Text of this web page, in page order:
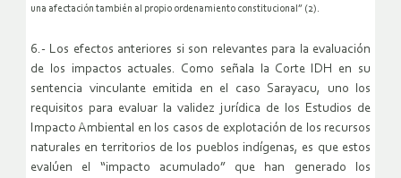
una afectación también al propio ordenamiento constitucional” (2).
6.- Los efectos anteriores si son relevantes para la evaluación
de los impactos actuales. Como señala la Corte IDH en su
sentencia vinculante emitida en el caso Sarayacu, uno los
requisitos para evaluar la validez jurídica de los Estudios de
Impacto Ambiental en los casos de explotación de los recursos
naturales en territorios de los pueblos indígenas, es que estos
evalúen el “impacto acumulado” que han generado los